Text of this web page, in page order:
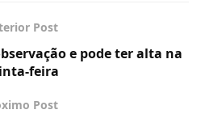
Post
e pode ter alta na
feira
Post